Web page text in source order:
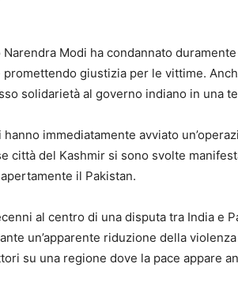
Modi ha condannato
promettendo giustizia per le vittime.
solidarietà al governo indiano in una
hanno immediatamente avviato
città del Kashmir si sono svolte
il Pakistan.
al centro di una disputa tra India e
un’apparente riduzione della
su una regione dove la pace appare